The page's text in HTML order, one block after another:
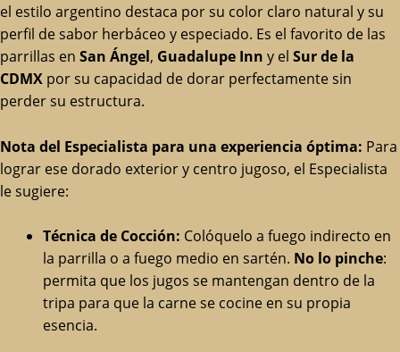
el estilo argentino destaca por su color claro natural y su
perfil de sabor herbáceo y especiado. Es el favorito de las
parrillas en San Ángel, Guadalupe Inn y el Sur de la
CDMX por su capacidad de dorar perfectamente sin
perder su estructura.
Nota del Especialista para una experiencia óptima: Para
lograr ese dorado exterior y centro jugoso, el Especialista
le sugiere:
Técnica de Cocción: Colóquelo a fuego indirecto en
la parrilla o a fuego medio en sartén. No lo pinche:
permita que los jugos se mantengan dentro de la
tripa para que la carne se cocine en su propia
esencia.